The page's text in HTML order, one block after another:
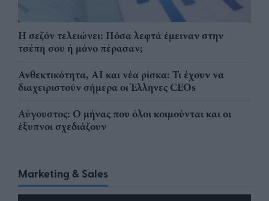
Η σεζόν τελειώνει: Πόσα λεφτά έμειναν στην
τσέπη σου ή μόνο πέρασαν;
Ανθεκτικότητα, AI και νέα ρίσκα: Τι έχουν να
διαχειριστούν σήμερα οι Έλληνες CEOs
Αύγουστος: Ο μήνας που όλοι κοιμούνται και οι
έξυπνοι σχεδιάζουν
Marketing & Sales